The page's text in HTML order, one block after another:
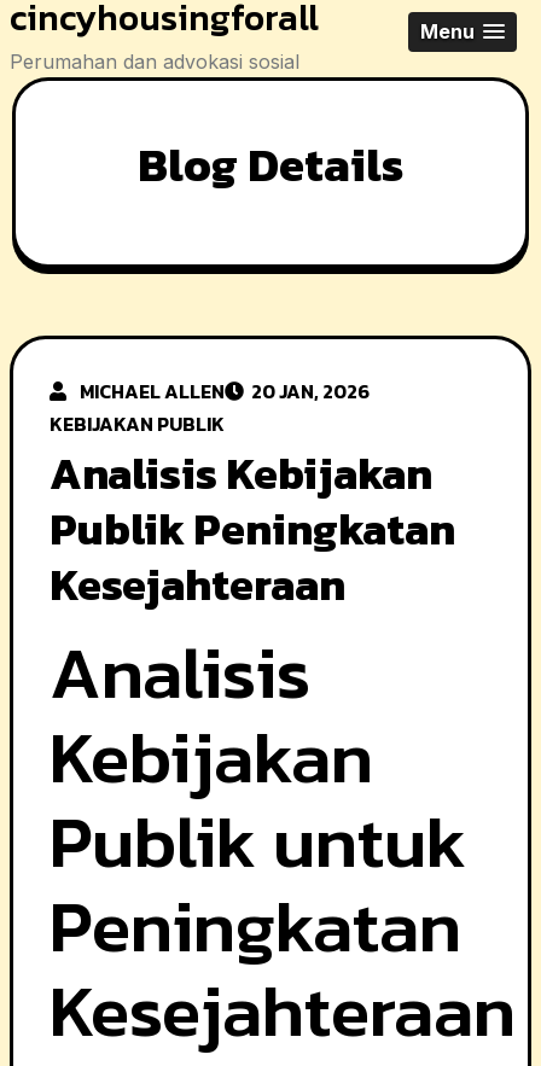
Skip
content
cincyhousingforall
Perumahan dan advokasi sosial
Menu
Blog Details
MICHAEL ALLEN
20 JAN, 2026
KEBIJAKAN PUBLIK
Analisis Kebijakan
Publik Peningkatan
Kesejahteraan
Analisis
Kebijakan
Publik untuk
Peningkatan
Kesejahteraan